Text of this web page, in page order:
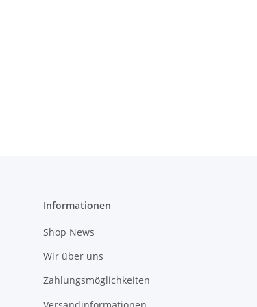
Informationen
Shop News
Wir über uns
Zahlungsmöglichkeiten